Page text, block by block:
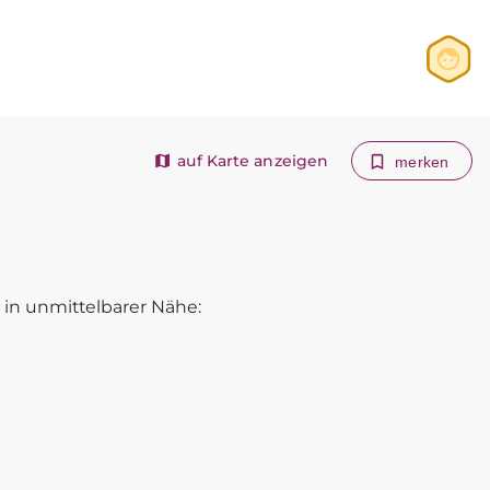
Registrieren
auf Karte anzeigen merken
unmittelbarer Nähe: